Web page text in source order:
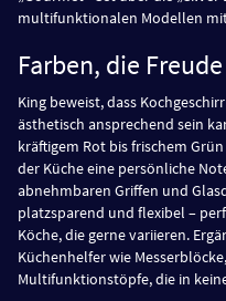
multifunktionalen Modellen
Farben, die
King beweist, dass
ästhetisch ansprechend sein
kräftigem Rot bis frischem
der Küche eine persönliche
abnehmbaren Griffen und
platzsparend und flexibel –
Köche, die gerne variieren.
Küchenhelfer wie
Multifunktionstöpfe, die in